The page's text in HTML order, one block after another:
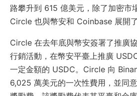
路攀升到 615 億美元，除了加密市
Circle 也與幣安和 Coinbase 展開了
Circle 在去年底與幣安簽署了推廣
行銷活動，在幣安平臺上推廣
一定金額的 USDC。Circle 向
6,025 萬美元的一次性費用，並同